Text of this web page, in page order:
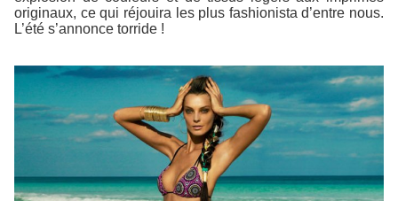
originaux, ce qui réjouira les plus fashionista d’entre nous.
L’été s’annonce torride !